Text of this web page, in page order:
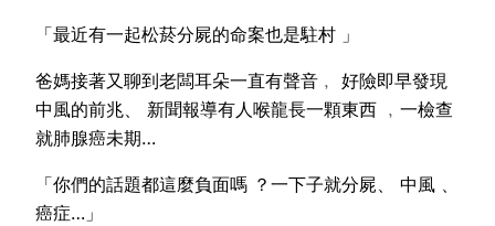
「最近有一起松菸分屍的命案也是駐村 」
爸媽接著又聊到老闆耳朵一直有聲音﹐ 好險即早發現
中風的前兆、 新聞報導有人喉龍長一顆東西 ﹐一檢查
就肺腺癌未期…
「你們的話題都這麼負面嗎 ？一下子就分屍、 中風 、
癌症…」